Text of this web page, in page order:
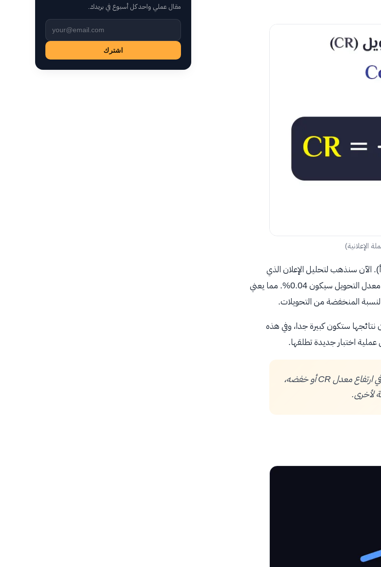
الآن سنذهب لتحليل الإعلان الذي
قمت به، حيث ظهر 10000 مرة في حين عدد المبيعات كانت 4 فقط. وبالتالي معدل التحويل سيكون 0.04%. مما يعني
المنخفضة من التحويلات.
نتائجها ستكون كبيرة جدا، وفي هذه
المنطقة الجغرافية المستهدفة هي الأخرى سيكون لها تأثير في ارتفاع معدل CR أو خفضه،
لأخرى.
مقال عملي واحد كل أسبوع في بريدك.
اشترك